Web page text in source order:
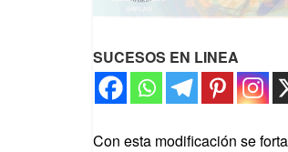
SUCESOS EN LINEA
Con esta modificación se